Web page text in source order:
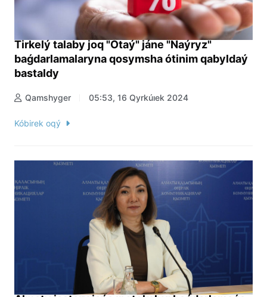
Tirkelý talaby joq "Otaý" jáne "Naýryz"
baǵdarlamalaryna qosymsha ótinim qabyldaý
bastaldy
Qamshyger 05:53, 16 Qyrkúıek 2024
Kóbirek oqý